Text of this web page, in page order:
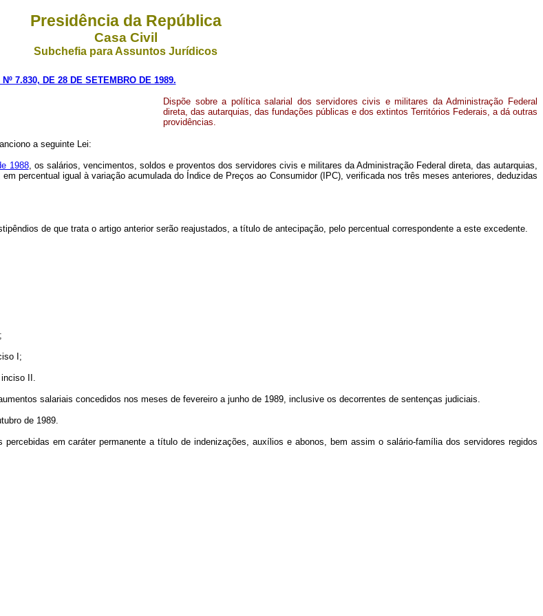
Presidência da República
Casa Civil
Subchefia para Assuntos Jurídicos
Nº 7.830, DE 28 DE SETEMBRO DE 1989.
Dispõe sobre a política salarial dos servidores civis e militares da Administração Federal
direta, das autarquias, das fundações públicas e dos extintos Territórios Federais, a dá outras
providências.
a seguinte Lei:
1988, os salários, vencimentos, soldos e proventos dos servidores civis e militares da Administração Federal direta, das autarquias,
percentual igual à variação acumulada do Índice de Preços ao Consumidor (IPC), verificada nos três meses anteriores, deduzidas
de que trata o artigo anterior serão reajustados, a título de antecipação, pelo percentual correspondente a este excedente.
I;
inciso II.
salariais concedidos nos meses de fevereiro a junho de 1989, inclusive os decorrentes de sentenças judiciais.
de 1989.
em caráter permanente a título de indenizações, auxílios e abonos, bem assim o salário-família dos servidores regidos